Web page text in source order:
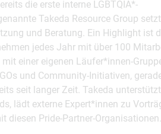
die erste interne LGBTQIA*-
Takeda Resource Group
und Beratung. Ein Highlight ist
jedes Jahr mit über 100
einer eigenen Läufer*innen-
und Community-Initiativen,
seit langer Zeit. Takeda unterstützt
lädt externe Expert*innen zu
diesen Pride-Partner-Organisationen.